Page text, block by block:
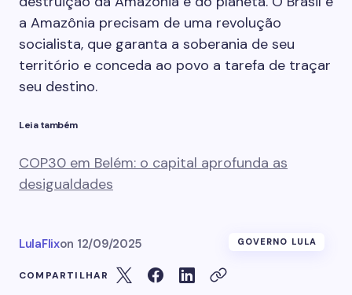
a Amazônia precisam de uma revolução
socialista, que garanta a soberania de seu
território e conceda ao povo a tarefa de traçar
seu destino.
Leia também
COP30 em Belém: o capital aprofunda as
desigualdades
LulaFlixon 12/09/2025 GOVERNO LULA
COMPARTILHAR